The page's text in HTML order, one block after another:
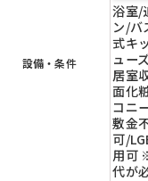
設備・条件
浴室/
ン/バ
式キ
ュー
居室
面化
コニ
敷金
可/
用可
代が